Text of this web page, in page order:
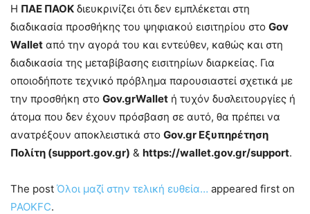
Η ΠΑΕ ΠΑΟΚ διευκρινίζει ότι δεν εμπλέκεται στη
διαδικασία προσθήκης του ψηφιακού εισιτηρίου στο Gov
Wallet από την αγορά του και εντεύθεν, καθώς και στη
διαδικασία της μεταβίβασης εισιτηρίων διαρκείας. Για
οποιοδήποτε τεχνικό πρόβλημα παρουσιαστεί σχετικά με
την προσθήκη στο Gov.grWallet ή τυχόν δυσλειτουργίες ή
άτομα που δεν έχουν πρόσβαση σε αυτό, θα πρέπει να
ανατρέξουν αποκλειστικά στο Gov.gr Εξυπηρέτηση
Πολίτη (support.gov.gr) & https://wallet.gov.gr/support.
The post Όλοι μαζί στην τελική ευθεία… appeared first on
PAOKFC.